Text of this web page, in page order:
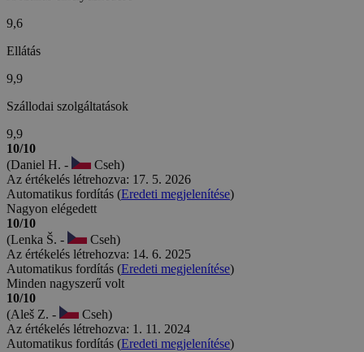
9,6
Ellátás
9,9
Szállodai szolgáltatások
9,9
10/10
(Daniel H. -
Cseh)
Az értékelés létrehozva: 17. 5. 2026
Automatikus fordítás (Eredeti megjelenítése)
Nagyon elégedett
10/10
(Lenka Š. -
Cseh)
Az értékelés létrehozva: 14. 6. 2025
Automatikus fordítás (Eredeti megjelenítése)
Minden nagyszerű volt
10/10
(Aleš Z. -
Cseh)
Az értékelés létrehozva: 1. 11. 2024
Automatikus fordítás (Eredeti megjelenítése)